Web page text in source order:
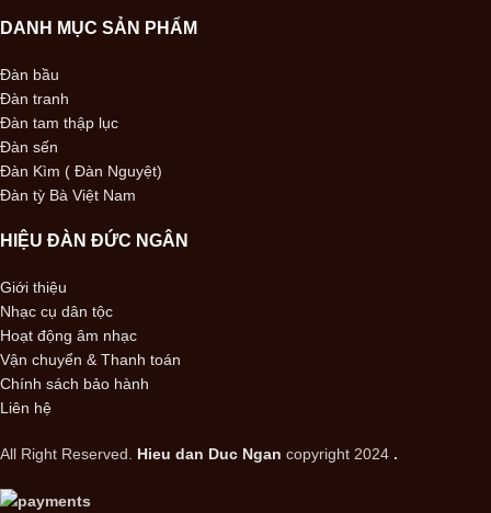
DANH MỤC SẢN PHẨM
Đàn bầu
Đàn tranh
Đàn tam thập lục
Đàn sến
Đàn Kìm ( Đàn Nguyệt)
Đàn tỳ Bà Việt Nam
HIỆU ĐÀN ĐỨC NGÂN
Giới thiệu
Nhạc cụ dân tộc
Hoạt động âm nhạc
Vận chuyển & Thanh toán
Chính sách bảo hành
Liên hệ
All Right Reserved. Hieu dan Duc Ngan copyright 2024 .